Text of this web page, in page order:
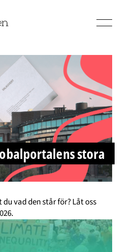
stora
vad den står för? Låt oss